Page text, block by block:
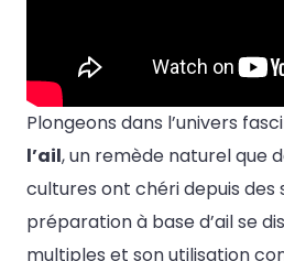
Plongeons dans l’univers
l’ail, un remède naturel que
cultures ont chéri depuis des
préparation à base d’ail se
multiples et son utilisation